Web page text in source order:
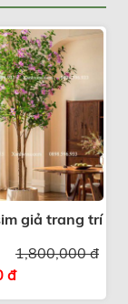
giả trang trí
1,800,000 đ
đ